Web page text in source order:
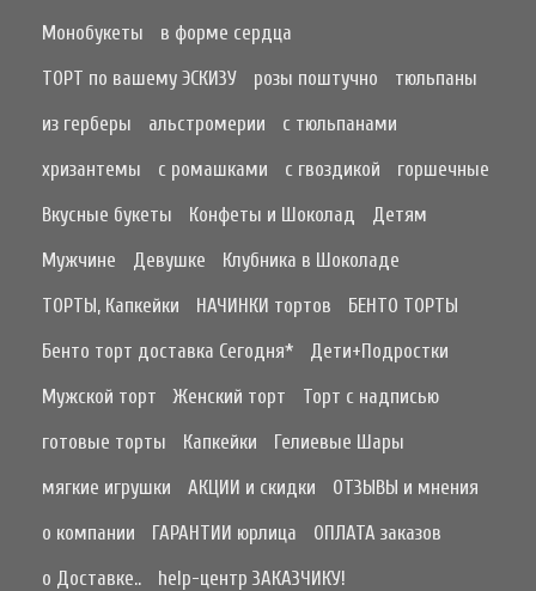
Монобукеты
в форме сердца
ТОРТ по вашему ЭСКИЗУ
розы поштучно
тюльпаны
из герберы
альстромерии
с тюльпанами
хризантемы
с ромашками с гвоздикой
горшечные
Вкусные букеты
Конфеты и Шоколад
Детям
Мужчине
Девушке
Клубника в Шоколаде
ТОРТЫ, Капкейки
НАЧИНКИ тортов
БЕНТО ТОРТЫ
Бенто торт доставка Сегодня*
Дети+Подростки
Мужской торт
Женский торт
Торт с надписью
готовые торты
Капкейки
Гелиевые Шары
мягкие игрушки
АКЦИИ и скидки
ОТЗЫВЫ и мнения
о компании
ГАРАНТИИ юрлица
ОПЛАТА заказов
о Доставке..
help-центр ЗАКАЗЧИКУ!